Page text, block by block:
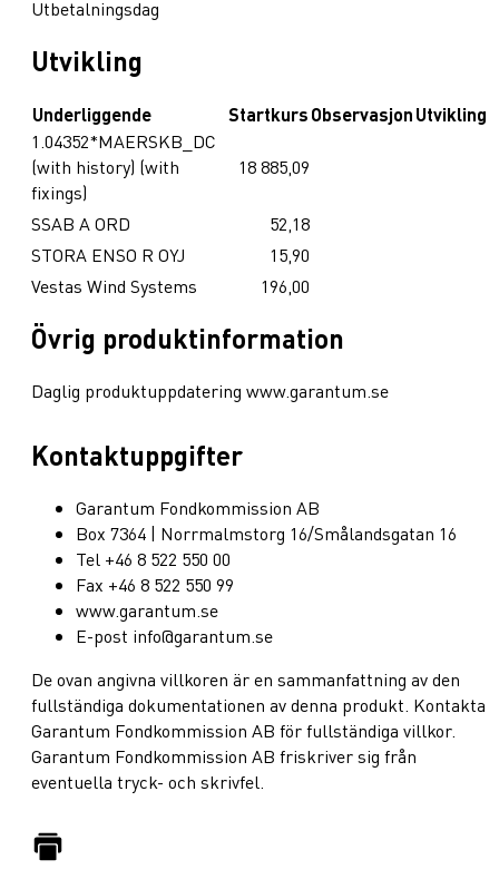
Utbetalningsdag
Utvikling
Underliggende StartkursObservasjonUtvikling
1.04352*MAERSKB_DC
(with history) (with
fixings)
18 885,09
SSAB A ORD
52,18
STORA ENSO R OYJ
15,90
Vestas Wind Systems
196,00
Övrig produktinformation
Daglig produktuppdatering www.garantum.se
Kontaktuppgifter
Garantum Fondkommission AB
Box 7364 | Norrmalmstorg 16/Smålandsgatan 16
Tel +46 8 522 550 00
Fax +46 8 522 550 99
www.garantum.se
E-post info@garantum.se
De ovan angivna villkoren är en sammanfattning av den
fullständiga dokumentationen av denna produkt. Kontakta
Garantum Fondkommission AB för fullständiga villkor.
Garantum Fondkommission AB friskriver sig från
eventuella tryck- och skrivfel.